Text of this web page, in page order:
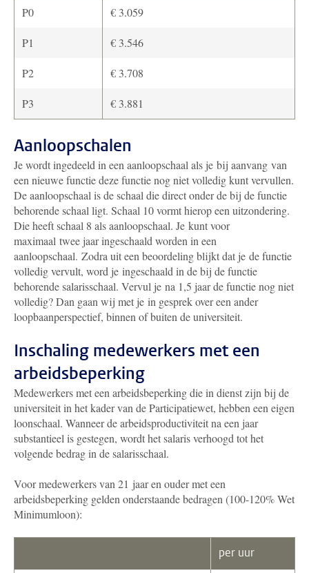
P0 € 3.059
P1 € 3.546
P2 € 3.708
P3 € 3.881
Aanloopschalen
Je wordt ingedeeld in een aanloopschaal als je bij aanvang van
een nieuwe functie deze functie nog niet volledig kunt vervullen.
De aanloopschaal is de schaal die direct onder de bij de functie
behorende schaal ligt. Schaal 10 vormt hierop een uitzondering.
Die heeft schaal 8 als aanloopschaal. Je kunt voor
maximaal twee jaar ingeschaald worden in een
aanloopschaal. Zodra uit een beoordeling blijkt dat je de functie
volledig vervult, word je ingeschaald in de bij de functie
behorende salarisschaal. Vervul je na 1,5 jaar de functie nog niet
volledig? Dan gaan wij met je in gesprek over een ander
loopbaanperspectief, binnen of buiten de universiteit.
Inschaling medewerkers met een
arbeidsbeperking
Medewerkers met een arbeidsbeperking die in dienst zijn bij de
universiteit in het kader van de Participatiewet, hebben een eigen
loonschaal. Wanneer de arbeidsproductiviteit na een jaar
substantieel is gestegen, wordt het salaris verhoogd tot het
volgende bedrag in de salarisschaal.
Voor medewerkers van 21 jaar en ouder met een
arbeidsbeperking gelden onderstaande bedragen (100-120% Wet
Minimumloon):
per uur